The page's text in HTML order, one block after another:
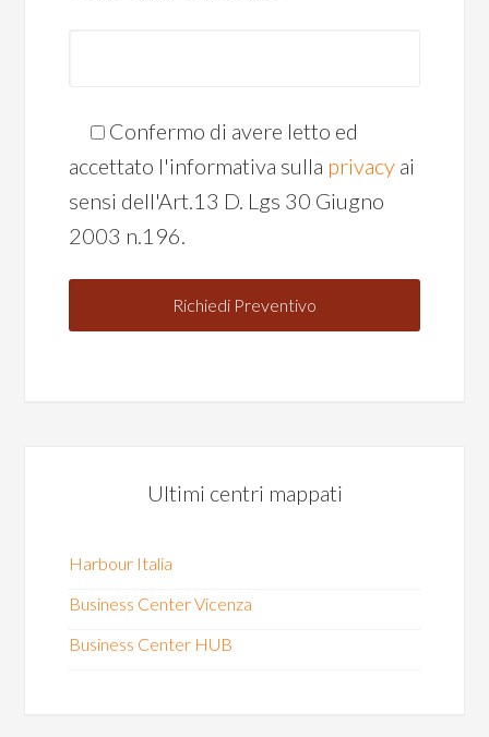
Confermo di avere letto ed
accettato l'informativa sulla privacy ai
sensi dell'Art.13 D. Lgs 30 Giugno
2003 n.196.
Ultimi centri mappati
Harbour Italia
Business Center Vicenza
Business Center HUB